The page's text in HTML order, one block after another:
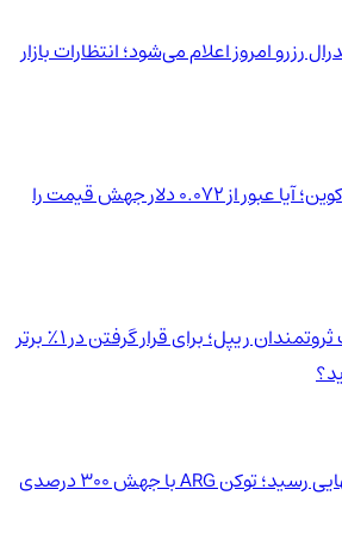
امروز اعلام می‌شود؛ انتظارات بازار
تحلیل قیمت دوج‌کوین؛ آیا عبور از ۰.۰۷۲ دلار جهش قیمت را
به‌روزرسانی لیست ثروتمندان ریپل؛ برای قرار گرفتن در ۱٪ برتر
آرژانتین به نیمه‌نهایی رسید؛ توکن ARG با جهش ۳۰۰ درصدی